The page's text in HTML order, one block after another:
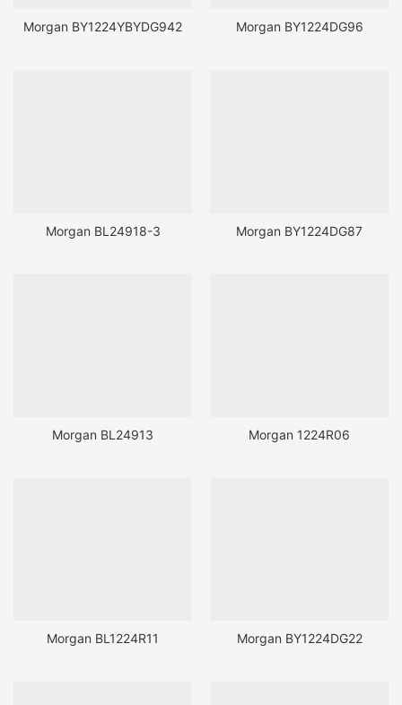
Morgan BY1224YBYDG942 Morgan BY1224DG96
Morgan BL24918-3 Morgan BY1224DG87
Morgan BL24913 Morgan 1224R06
Morgan BL1224R11 Morgan BY1224DG22